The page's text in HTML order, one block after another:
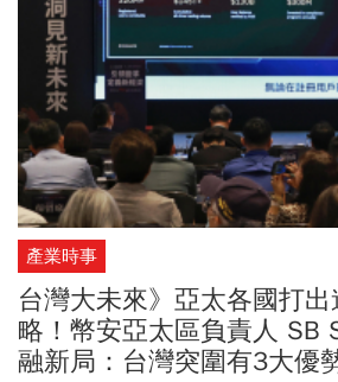
產業時事
台灣大未來》亞太各國打
略！幣安亞太區負責人 SB
融新局：台灣突圍有3大優